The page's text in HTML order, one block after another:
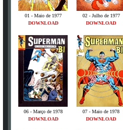
01 - Maio de 1977
02 - Julho de 1977
DOWNLOAD
DOWNLOAD
06 - Março de 1978
07 - Maio de 1978
DOWNLOAD
DOWNLOAD